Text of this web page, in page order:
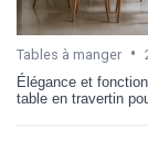
Tables à manger •
Élégance et
table en travertin